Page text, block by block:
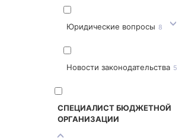
Юридические вопросы 8
Новости законодательства 5
СПЕЦИАЛИСТ БЮДЖЕТНОЙ
ОРГАНИЗАЦИИ